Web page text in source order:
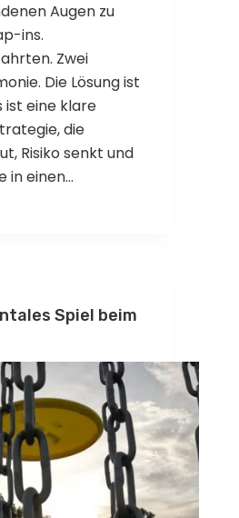
Augen zu
ins.
Zwei
Die Lösung ist
ist eine klare
die
Risiko senkt und
in einen…
Spiel beim